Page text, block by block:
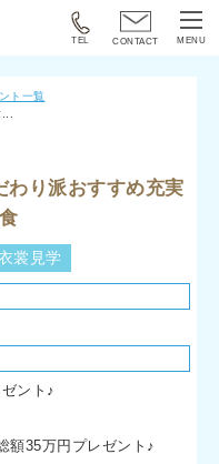
MENU
CONTACT
TEL
ト一覧
わり派おすすめ充実
裳見学
ント♪
額35万円プレゼント♪